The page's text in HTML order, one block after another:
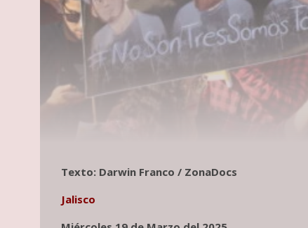
Texto: Darwin Franco / ZonaDocs
Jalisco